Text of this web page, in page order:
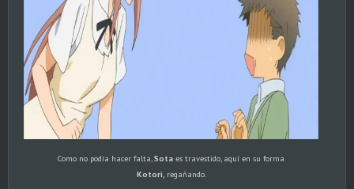
Como no podía hacer falta,Sota es travestido, aquí en su forma
Kotori, regañando.